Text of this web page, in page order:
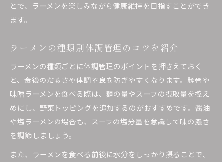
とで、ラーメンを楽しみながら健康維持を目指すことができ
ます。
ラーメンの種類別体調管理のコツを紹介
ラーメンの種類ごとに体調管理のポイントを押さえておく
と、食後のだるさや体調不良を防ぎやすくなります。豚骨や
味噌ラーメンを食べる際は、麺の量やスープの摂取量を控え
めにし、野菜トッピングを追加するのがおすすめです。醤油
や塩ラーメンの場合も、スープの塩分量を意識して味の濃さ
を調節しましょう。
また、ラーメンを食べる前後に水分をしっかり摂ることで、